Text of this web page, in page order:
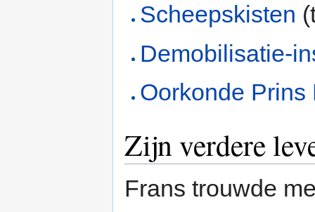
Scheepskisten
Demobilisatie-
Oorkonde Prins
Zijn verdere
Frans trouwde